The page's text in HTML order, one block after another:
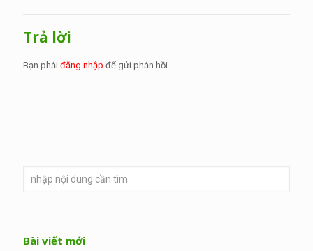
Trả lời
Bạn phải đăng nhập để gửi phản hồi.
Bài viết mới